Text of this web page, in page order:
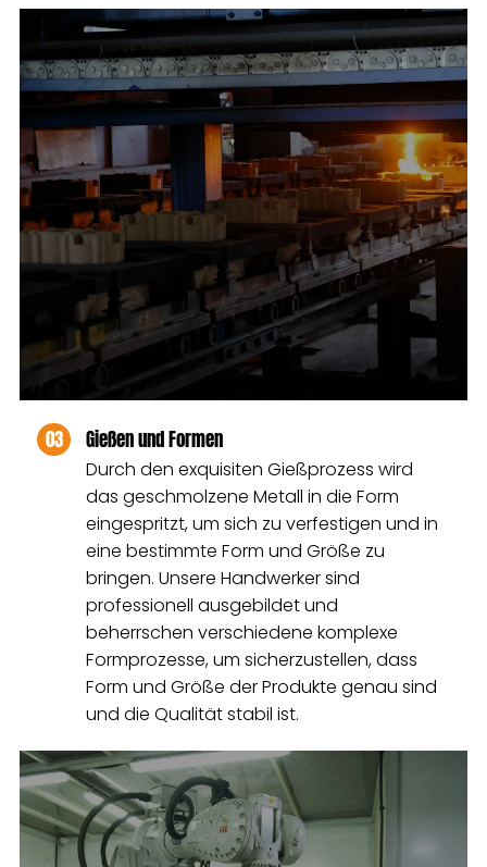
03 Gießen und Formen
Durch den exquisiten Gießprozess wird
das geschmolzene Metall in die Form
eingespritzt, um sich zu verfestigen und in
eine bestimmte Form und Größe zu
bringen. Unsere Handwerker sind
professionell ausgebildet und
beherrschen verschiedene komplexe
Formprozesse, um sicherzustellen, dass
Form und Größe der Produkte genau sind
und die Qualität stabil ist.